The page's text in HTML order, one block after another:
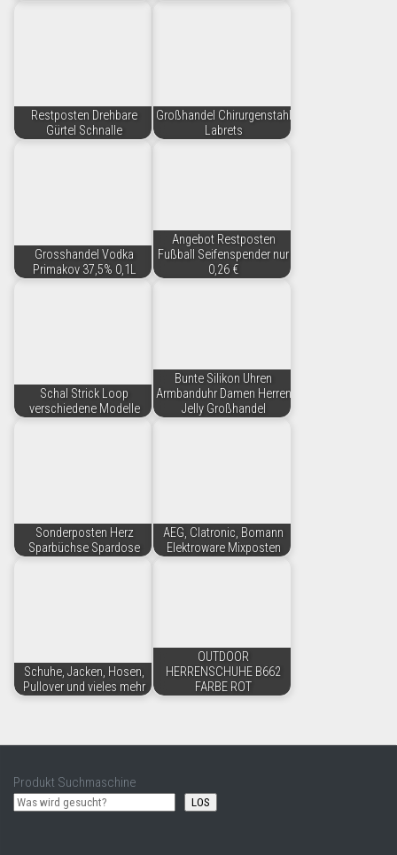
Restposten Drehbare
Gürtel Schnalle
Großhandel Chirurgenstahl
Labrets
Grosshandel Vodka
Primakov 37,5% 0,1L
Angebot Restposten
Fußball Seifenspender nur
0,26 €
Schal Strick Loop
verschiedene Modelle
Bunte Silikon Uhren
Armbanduhr Damen Herren
Jelly Großhandel
Sonderposten Herz
Sparbüchse Spardose
AEG, Clatronic, Bomann
Elektroware Mixposten
Schuhe, Jacken, Hosen,
Pullover und vieles mehr
OUTDOOR
HERRENSCHUHE B662
FARBE ROT
Produkt Suchmaschine
LOS